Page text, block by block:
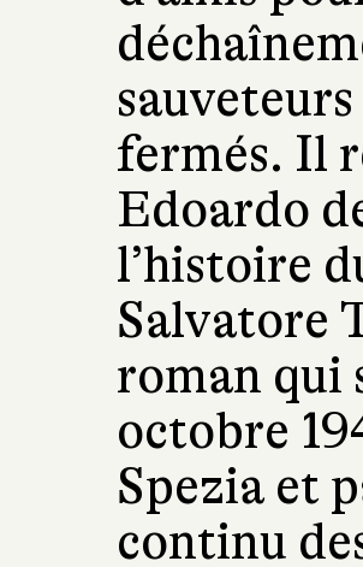
fermés. Il
Edoardo
l’histoire
Salvatore
roman qui
octobre
Spezia et
continu